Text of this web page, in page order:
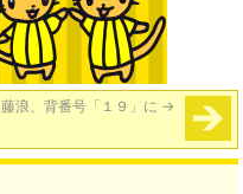
藤浪、背番号「１９」に →